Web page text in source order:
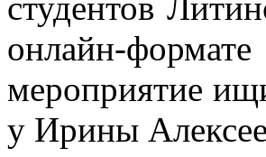
онлайн-
мероприятие
у Ирины